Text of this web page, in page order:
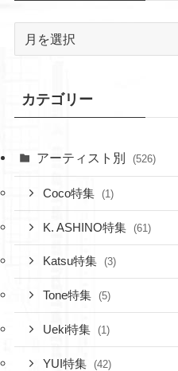
ブ
カテゴリー
アーティスト別 (526)
Coco特集 (1)
K. ASHINO特集 (61)
Katsu特集 (3)
Tone特集 (5)
Ueki特集 (1)
YUI特集 (42)